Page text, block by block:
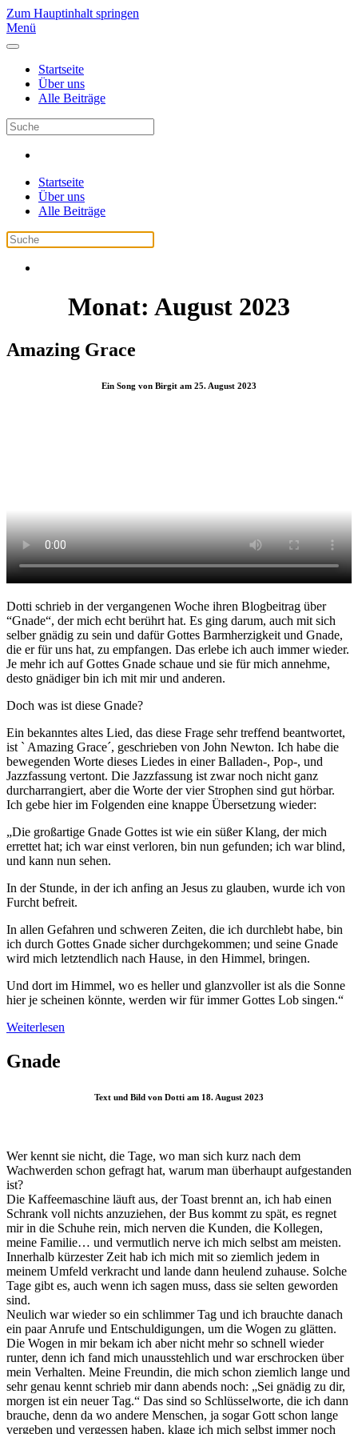
Zum Hauptinhalt springen
Menü
Startseite
Über uns
Alle Beiträge
Startseite
Über uns
Alle Beiträge
Monat: August 2023
Amazing Grace
Ein Song von Birgit am 25. August 2023
Dotti schrieb in der vergangenen Woche ihren Blogbeitrag über
“Gnade“, der mich echt berührt hat. Es ging darum, auch mit sich
selber gnädig zu sein und dafür Gottes Barmherzigkeit und Gnade,
die er für uns hat, zu empfangen. Das erlebe ich auch immer wieder.
Je mehr ich auf Gottes Gnade schaue und sie für mich annehme,
desto gnädiger bin ich mit mir und anderen.
Doch was ist diese Gnade?
Ein bekanntes altes Lied, das diese Frage sehr treffend beantwortet,
ist ` Amazing Grace´, geschrieben von John Newton. Ich habe die
bewegenden Worte dieses Liedes in einer Balladen-, Pop-, und
Jazzfassung vertont. Die Jazzfassung ist zwar noch nicht ganz
durcharrangiert, aber die Worte der vier Strophen sind gut hörbar.
Ich gebe hier im Folgenden eine knappe Übersetzung wieder:
„Die großartige Gnade Gottes ist wie ein süßer Klang, der mich
errettet hat; ich war einst verloren, bin nun gefunden; ich war blind,
und kann nun sehen.
In der Stunde, in der ich anfing an Jesus zu glauben, wurde ich von
Furcht befreit.
In allen Gefahren und schweren Zeiten, die ich durchlebt habe, bin
ich durch Gottes Gnade sicher durchgekommen; und seine Gnade
wird mich letztendlich nach Hause, in den Himmel, bringen.
Und dort im Himmel, wo es heller und glanzvoller ist als die Sonne
hier je scheinen könnte, werden wir für immer Gottes Lob singen.“
Weiterlesen
Gnade
Text und Bild von Dotti am 18. August 2023
Wer kennt sie nicht, die Tage, wo man sich kurz nach dem
Wachwerden schon gefragt hat, warum man überhaupt aufgestanden
ist?
Die Kaffeemaschine läuft aus, der Toast brennt an, ich hab einen
Schrank voll nichts anzuziehen, der Bus kommt zu spät, es regnet
mir in die Schuhe rein, mich nerven die Kunden, die Kollegen,
meine Familie… und vermutlich nerve ich mich selbst am meisten.
Innerhalb kürzester Zeit hab ich mich mit so ziemlich jedem in
meinem Umfeld verkracht und lande dann heulend zuhause. Solche
Tage gibt es, auch wenn ich sagen muss, dass sie selten geworden
sind.
Neulich war wieder so ein schlimmer Tag und ich brauchte danach
ein paar Anrufe und Entschuldigungen, um die Wogen zu glätten.
Die Wogen in mir bekam ich aber nicht mehr so schnell wieder
runter, denn ich fand mich unausstehlich und war erschrocken über
mein Verhalten. Meine Freundin, die mich schon ziemlich lange und
sehr genau kennt schrieb mir dann abends noch: „Sei gnädig zu dir,
morgen ist ein neuer Tag.“ Das sind so Schlüsselworte, die ich dann
brauche, denn da wo andere Menschen, ja sogar Gott schon lange
vergeben und vergessen haben, klage ich mich selbst immer noch